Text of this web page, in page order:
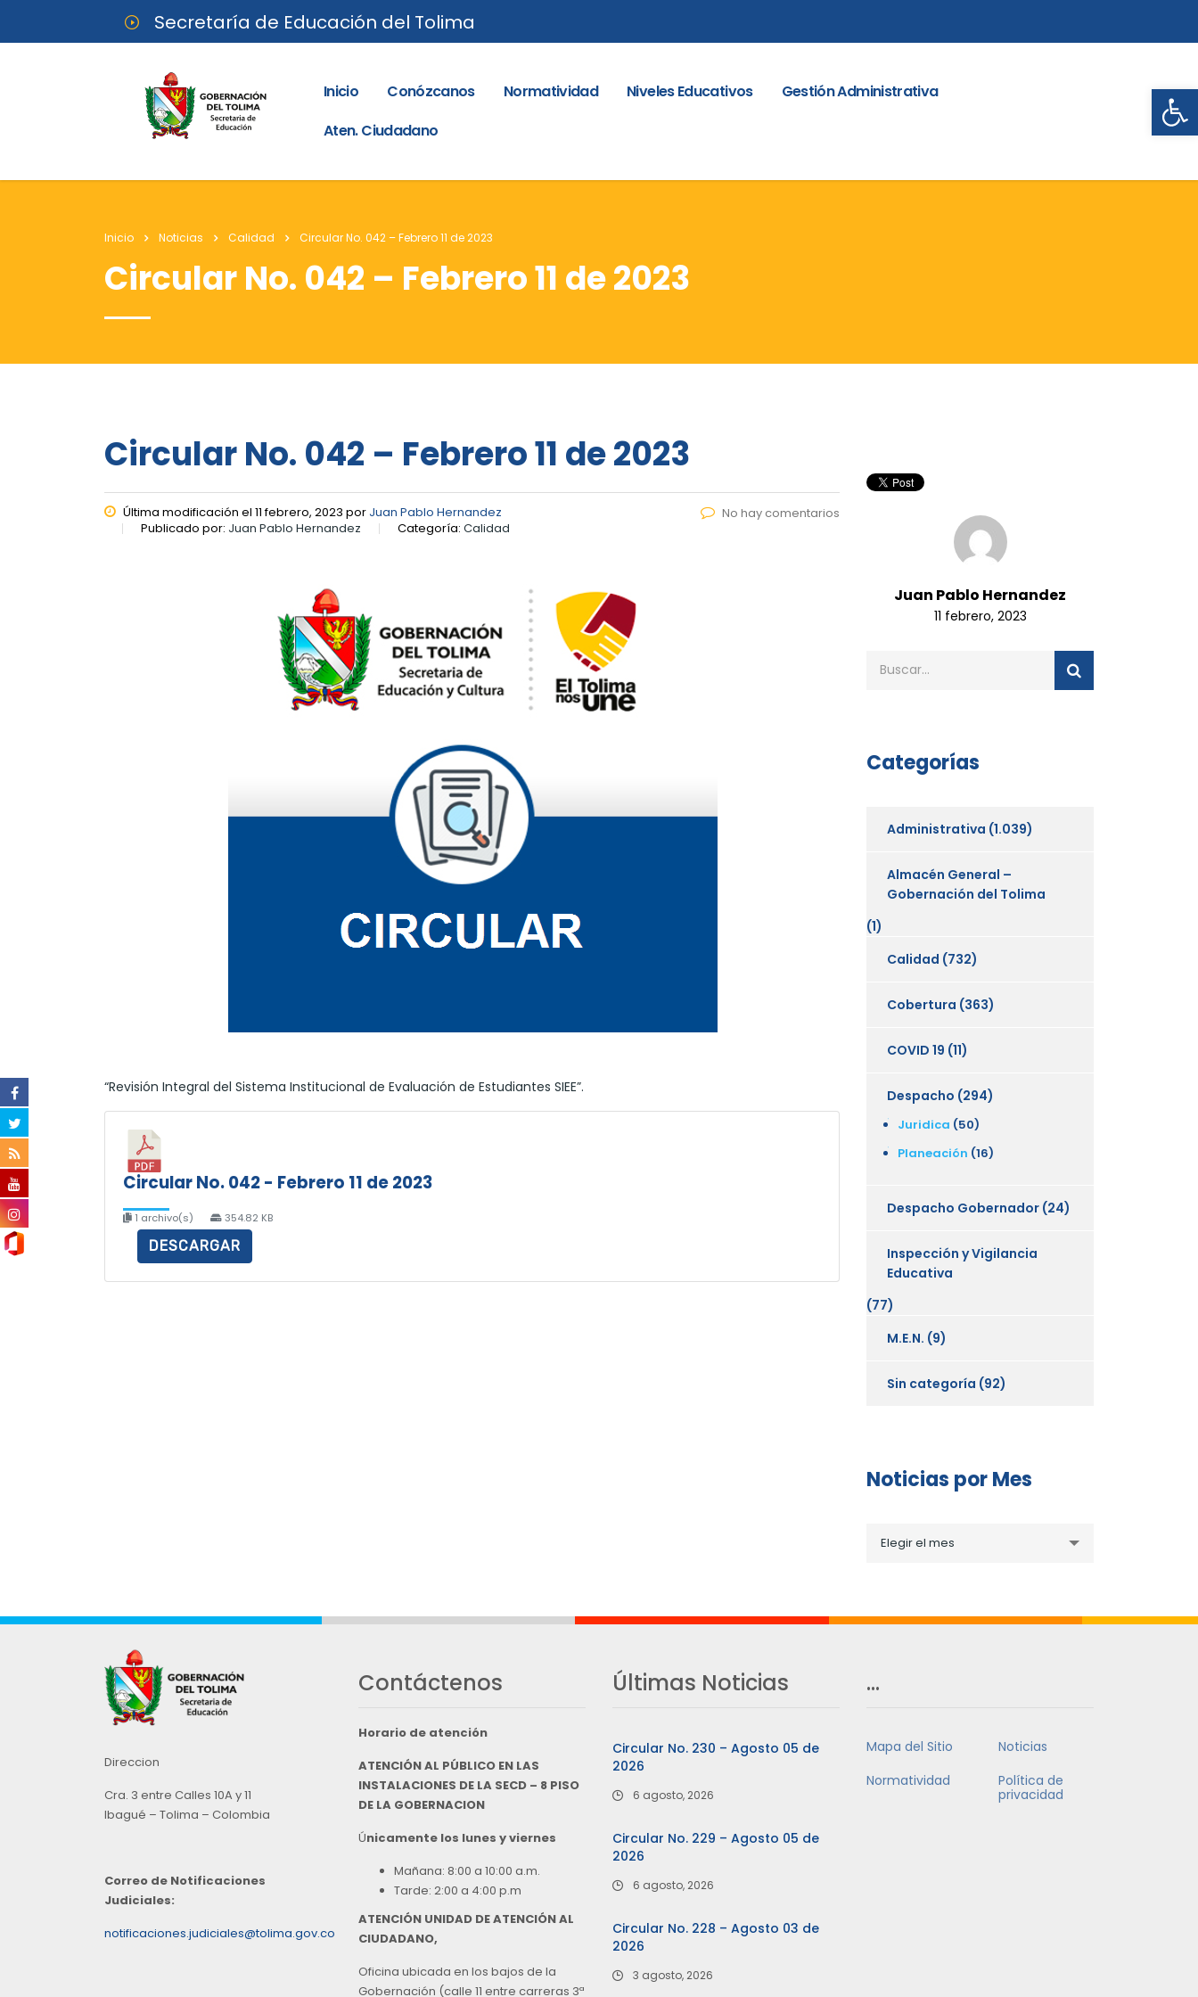
Secretaría de Educación del Tolima
Inicio Conózcanos Normatividad Niveles Educativos
Gestión Administrativa
Aten. Ciudadano
Inicio Noticias Calidad Circular No. 042 – Febrero 11 de 2023
Circular No. 042 – Febrero 11 de 2023
Circular No. 042 – Febrero 11 de 2023
Última modificación el 11 febrero, 2023 por Juan Pablo Hernandez
Publicado por: Juan Pablo Hernandez Categoría: Calidad
No hay comentarios
“Revisión Integral del Sistema Institucional de Evaluación de Estudiantes SIEE”.
Circular No. 042 - Febrero 11 de 2023
1 archivo(s) 354.82 KB
DESCARGAR
Juan Pablo Hernandez
11 febrero, 2023
Categorías
Administrativa (1.039)
Almacén General –
Gobernación del Tolima
(1)
Calidad (732)
Cobertura (363)
COVID 19 (11)
Despacho (294)
Juridica (50)
Planeación (16)
Despacho Gobernador (24)
Inspección y Vigilancia
Educativa
(77)
M.E.N. (9)
Sin categoría (92)
Noticias por Mes
porElegir el mes
Direccion
Cra. 3 entre Calles 10A y 11
Ibagué – Tolima – Colombia
Correo de Notificaciones
Judiciales:
notificaciones.judiciales@tolima.gov.co
Contáctenos
Horario de atención
ATENCIÓN AL PÚBLICO EN LAS
INSTALACIONES DE LA SECD – 8 PISO
DE LA GOBERNACION
Únicamente los lunes y viernes
Mañana: 8:00 a 10:00 a.m.
Tarde: 2:00 a 4:00 p.m
ATENCIÓN UNIDAD DE ATENCIÓN AL
CIUDADANO,
Oficina ubicada en los bajos de la
Gobernación (calle 11 entre carreras 3ª
Últimas Noticias
Circular No. 230 – Agosto 05 de
2026
6 agosto, 2026
Circular No. 229 – Agosto 05 de
2026
6 agosto, 2026
Circular No. 228 – Agosto 03 de
2026
3 agosto, 2026
…
Mapa del Sitio
Noticias
Normatividad
Política de
privacidad